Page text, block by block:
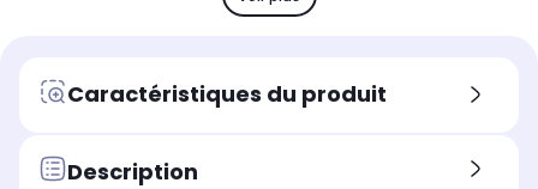
Glace pilée
Oui
Oui
Glace pilée
-
Caractéristiques du produit
Description